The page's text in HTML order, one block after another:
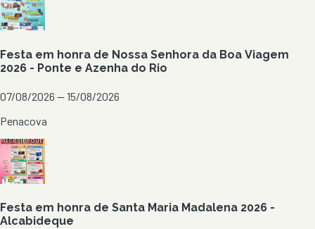
Festa em honra de Nossa Senhora da Boa Viagem
2026 - Ponte e Azenha do Rio
07/08/2026 — 15/08/2026
Penacova
Festa em honra de Santa Maria Madalena 2026 -
Alcabideque